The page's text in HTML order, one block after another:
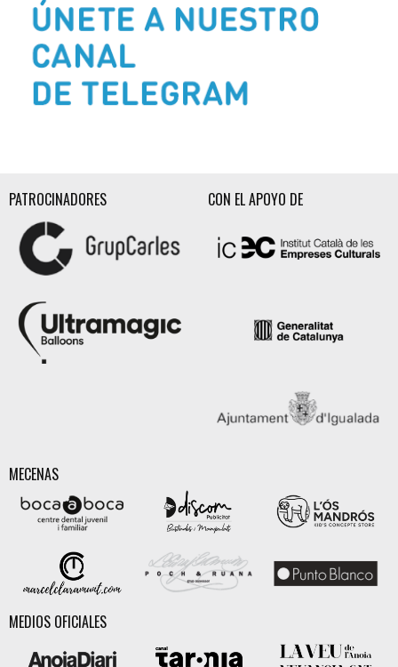
PATROCINADORES CON EL APOYO DE
MECENAS
MEDIOS OFICIALES